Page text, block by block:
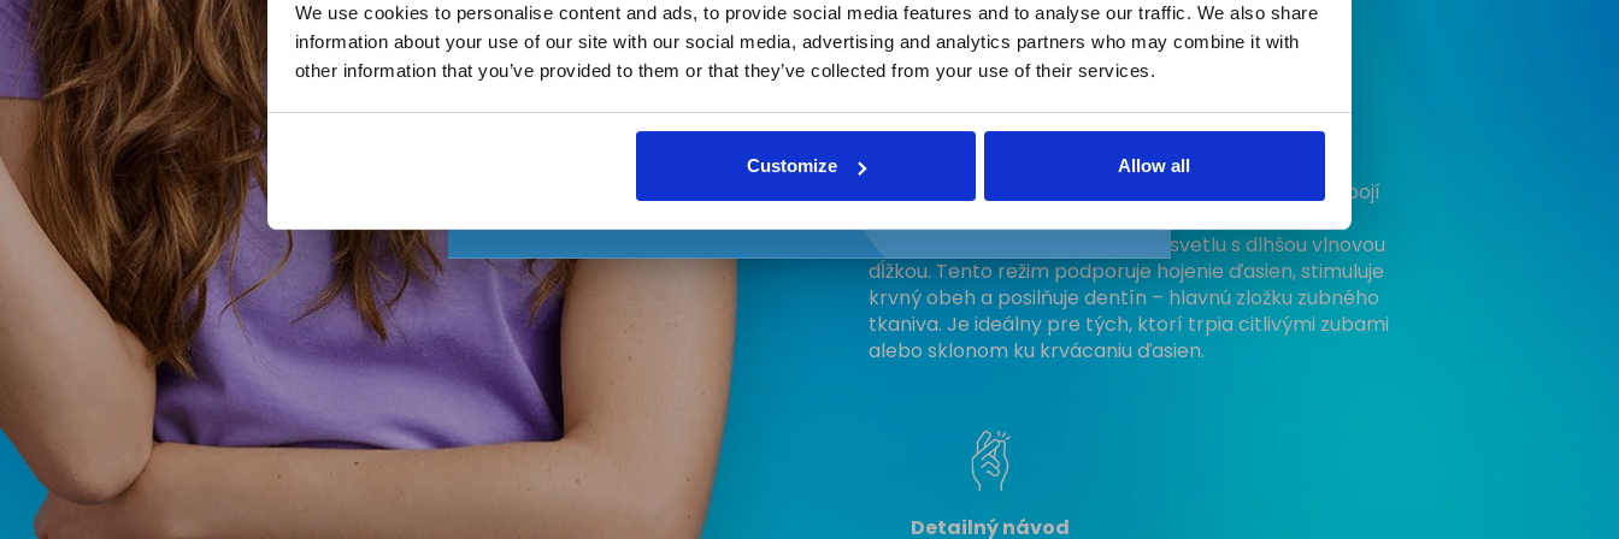
We use cookies to personalise content and ads, to provide social media features and to analyse our traffic. We also share
information about your use of our site with our social media, advertising and analytics partners who may combine it with
other information that you’ve provided to them or that they’ve collected from your use of their services.
Customize Allow all
2. Režim
Regenerácia ďasien a dentínu (Vlnová
Druhý režim je určený pre dôkladnú starostlivosť o
ďasná a zubné tkanivo. K 16 modrým diódam sa pripojí
regenerácie vďaka červenému svetlu s dlhšou vlnovou
dĺžkou. Tento režim podporuje hojenie ďasien, stimuluje
krvný obeh a posilňuje dentín – hlavnú zložku zubného
tkaniva. Je ideálny pre tých, ktorí trpia citlivými zubami
alebo sklonom ku krvácaniu ďasien.
Detailný návod
Súhlasím so spracovaním osobných